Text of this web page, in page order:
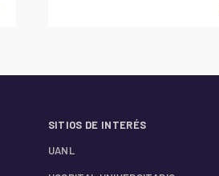
SITIOS DE INTERÉS
UANL